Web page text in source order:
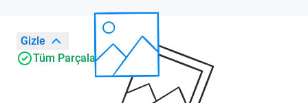
Gizle
Tüm Parçalar Orijinal